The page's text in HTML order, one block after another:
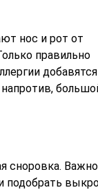
нос и рот от
правильно
добавятся
сноровка. Важно
подобрать